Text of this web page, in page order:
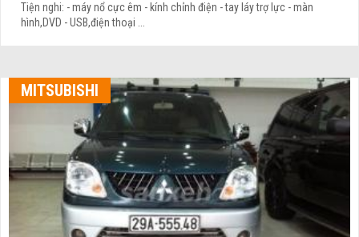
Tiện nghi: - máy nổ cực êm - kính chỉnh điện - tay láy trợ lực - màn
hình,DVD - USB,điện thoại ...
MITSUBISHI